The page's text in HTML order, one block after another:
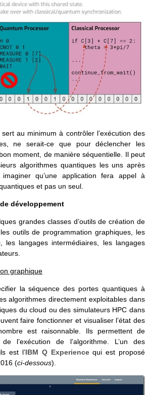
sert au minimum à contrôler l’exécution des
ne serait-ce que pour déclencher les
moment, de manière séquentielle. Il peut
algorithmes quantiques les uns après
qu’une application fera appel à
et pas un seul.
développement
grandes classes d’outils de création de
outils de programmation graphiques, les
les langages intermédiaires, les langages
graphique
la séquence des portes quantiques à
algorithmes directement exploitables dans
du cloud ou des simulateurs HPC dans
faire fonctionner et visualiser l’état des
est raisonnable. Ils permettent de
l’exécution de l’algorithme. L’un des
est l’IBM Q Experiencequi est proposé
(ci-dessous).